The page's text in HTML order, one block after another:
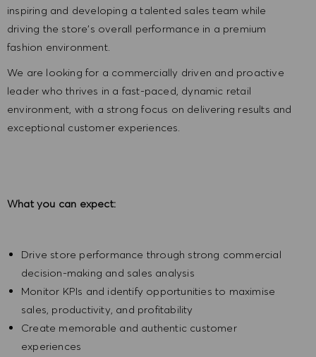
inspiring and developing a talented sales team while
driving the store’s overall performance in a premium
fashion environment.
We are looking for a commercially driven and proactive
leader who thrives in a fast-paced, dynamic retail
environment, with a strong focus on delivering results and
exceptional customer experiences.
What you can expect:
Drive store performance through strong commercial
decision-making and sales analysis
Monitor KPIs and identify opportunities to maximise
sales, productivity, and profitability
Create memorable and authentic customer
experiences